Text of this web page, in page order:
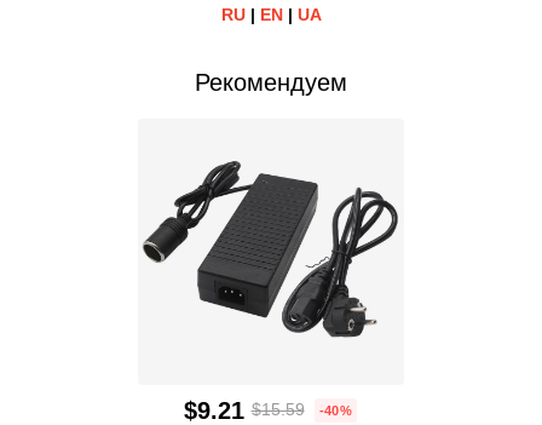
RU| EN| UA
Рекомендуем
$9.21 $15.59 -40%